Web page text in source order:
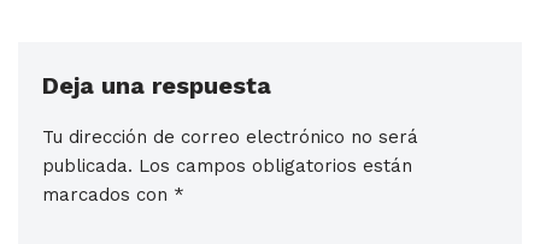
Deja una respuesta
Tu dirección de correo electrónico no será
publicada. Los campos obligatorios están
marcados con *